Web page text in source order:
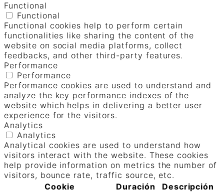
Functional
Functional
Functional cookies help to perform certain
functionalities like sharing the content of the
website on social media platforms, collect
feedbacks, and other third-party features.
Performance
Performance
Performance cookies are used to understand and
analyze the key performance indexes of the
website which helps in delivering a better user
experience for the visitors.
Analytics
Analytics
Analytical cookies are used to understand how
visitors interact with the website. These cookies
help provide information on metrics the number of
visitors, bounce rate, traffic source, etc.
Cookie
Duración Descripción